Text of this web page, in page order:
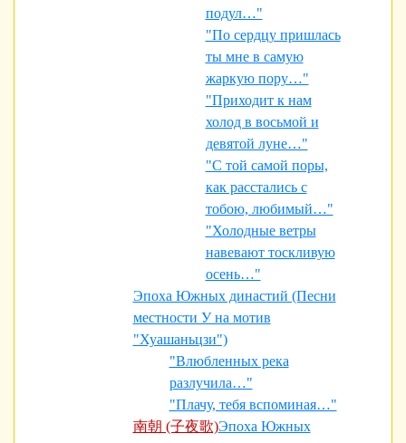
подул…"
"По сердцу пришлась
ты мне в самую
жаркую пору…"
"Приходит к нам
холод в восьмой и
девятой луне…"
"С той самой поры,
как расстались с
тобою, любимый…"
"Холодные ветры
навевают тоскливую
осень…"
Эпоха Южных династий (Песни
местности У на мотив
"Хуашаньцзи")
"Влюбленных река
разлучила…"
"Плачу, тебя вспоминая…"
南朝 (子夜歌)Эпоха Южных